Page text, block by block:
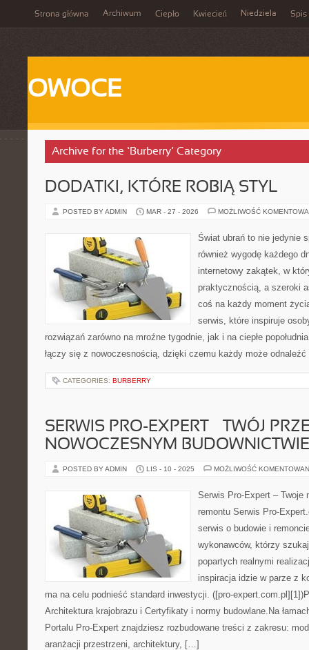
Strona główna Archiwum Ciepło Kwiecień Niedziela Spis
OWOCE
Archive for the ‘Burberry’ Category
DODATKI, KTÓRE ROBIĄ STYL
POSTED BY ADMIN MAR - 27 - 2026 MOŻLIWOŚĆ
Świat ubrań to nie jedynie
również wygodę każdego
internetowy zakątek, w
praktycznością, a szeroki
coś na każdy moment
serwis, które inspiruje
rozwiązań zarówno na mroźne tygodnie, jak i na ciepłe
łączy się z nowoczesnością, dzięki czemu każdy może
CATEGORIES: BURBERRY
SERWIS PRO-EXPERT – TWÓJ
NOWOCZESNYM BUDOWNICTWIE
POSTED BY ADMIN LIS - 10 - 2025 MOŻLIWOŚĆ
Serwis Pro-Expert – Twoje
remontu Serwis Pro-
serwis o budowie i
wykonawców, którzy
popartych realnymi
inspiracja idzie w parze z
ma na celu podnieść standard inwestycji. ([pro-
Architektura krajobrazu i Certyfikaty i normy budowlane.Na
Portalu Pro-Expert znajdziesz rozbudowane treści z zakresu:
aranżacji przestrzeni, architektury, […]